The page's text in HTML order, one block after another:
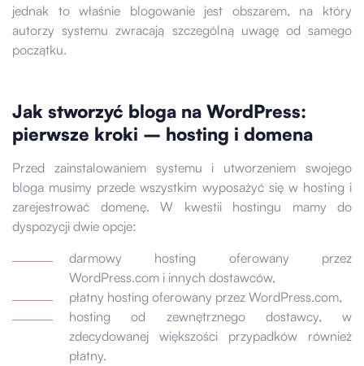
jednak to właśnie blogowanie jest obszarem, na który
autorzy systemu zwracają szczególną uwagę od samego
początku.
Jak stworzyć bloga na WordPress:
pierwsze kroki – hosting i domena
Przed zainstalowaniem systemu i utworzeniem swojego
bloga musimy przede wszystkim wyposażyć się w hosting i
zarejestrować domenę. W kwestii hostingu mamy do
dyspozycji dwie opcje:
darmowy hosting oferowany przez
WordPress.com i innych dostawców,
płatny hosting oferowany przez WordPress.com,
hosting od zewnętrznego dostawcy, w
zdecydowanej większości przypadków również
płatny.